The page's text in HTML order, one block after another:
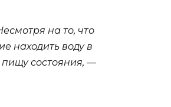
на то, что
находить воду в
пищу состояния, —